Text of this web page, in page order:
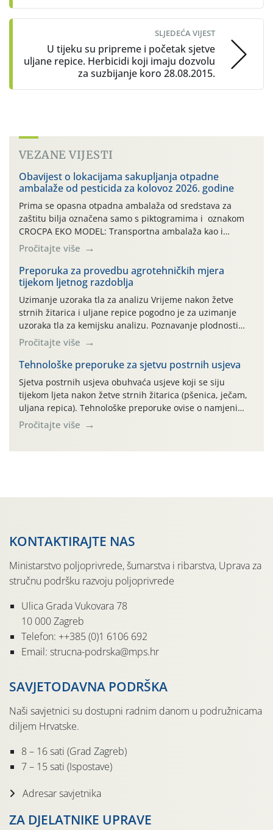
SLJEDEĆA VIJEST
U tijeku su pripreme i početak sjetve
uljane repice. Herbicidi koji imaju dozvolu
za suzbijanje koro 28.08.2015.
VEZANE VIJESTI
Obavijest o lokacijama sakupljanja otpadne
ambalaže od pesticida za kolovoz 2026. godine
Prima se opasna otpadna ambalaža od sredstava za
zaštitu bilja označena samo s piktogramima i oznakom
CROCPA EKO MODEL: Transportna ambalaža kao i
ambalaža drugih proizvoda koji nisu sredstva za zaštitu
bilja (npr. ambalaža od mineralnih gnojiva,) se ne
prihvaća. Korisnicima je osiguran besplatni povrat
prazne ambalaže isključivo ovih tvrtki: AGROCHEM-MAKS,
AGRONOM, ALBAUGH TKI* (PINUS […]
Pročitajte više
Preporuka za provedbu agrotehničkih mjera
tijekom ljetnog razdoblja
Uzimanje uzoraka tla za analizu Vrijeme nakon žetve
strnih žitarica i uljane repice pogodno je za uzimanje
uzoraka tla za kemijsku analizu. Poznavanje plodnosti
parcele temelj je za pravilnu gnojidbu. Samo
izbalansiranom i pravodobnom gnojidbom možemo
osigurati dobre prinose zadovoljavajuće kvalitete. Zbog
nepoznavanja opskrbljenosti tla i njegove reakcije često
se u praksi događa da radi […]
Pročitajte više
Tehnološke preporuke za sjetvu postrnih usjeva
Sjetva postrnih usjeva obuhvaća usjeve koji se siju
tijekom ljeta nakon žetve strnih žitarica (pšenica, ječam,
uljana repica). Tehnološke preporuke ovise o namjeni
usjeva, odnosno proizvodi li se krma, zrno, zelena
gnojidba ili služi kao pokrovni usjev. Najvažniji
Pročitajte više
KONTAKTIRAJTE NAS
Ministarstvo poljoprivrede, šumarstva i ribarstva, Uprava za
stručnu podršku razvoju poljoprivrede
Ulica Grada Vukovara 78
10 000 Zagreb
Telefon: ++385 (0)1 6106 692
Email: strucna-podrska@mps.hr
SAVJETODAVNA PODRŠKA
Naši savjetnici su dostupni radnim danom u podružnicama
diljem Hrvatske.
8 – 16 sati (Grad Zagreb)
7 – 15 sati (Ispostave)
Adresar savjetnika
ZA DJELATNIKE UPRAVE